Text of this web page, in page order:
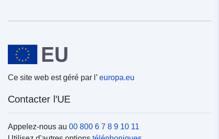
Ce site web est géré par l’ europa.eu
Contacter l’UE
Appelez-nous au 00 800 6 7 8 9 10 11